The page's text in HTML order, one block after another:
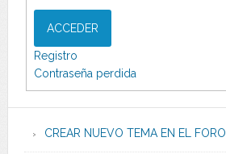
ACCEDER
Registro
Contraseña perdida
CREAR NUEVO TEMA EN EL FORO